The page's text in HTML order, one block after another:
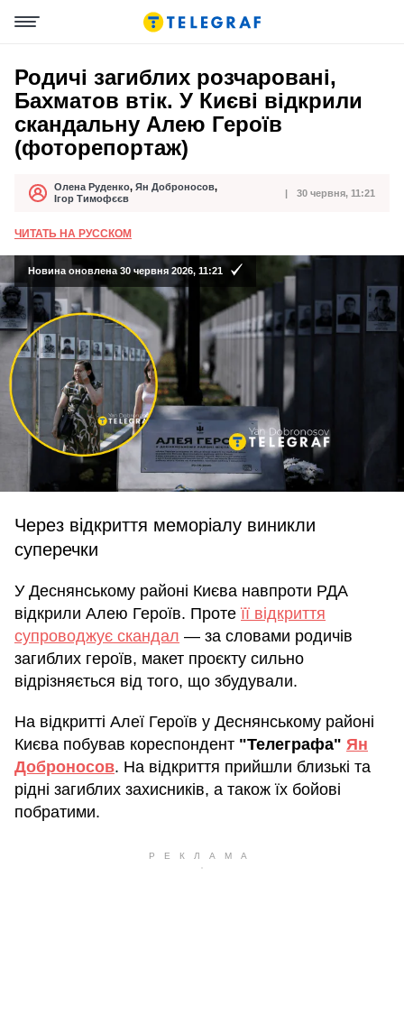
Родичі загиблих розчаровані,
Бахматов втік. У Києві відкрили
скандальну Алею Героїв
(фоторепортаж)
Автор
Олена Руденко, Ян Доброносов,
Ігор Тимофєєв
Дата публікації 30 червня, 11:21
ЧИТАТЬ НА РУССКОМ
Новина оновлена 30 червня 2026, 11:21
Через відкриття меморіалу виникли
суперечки
У Деснянському районі Києва навпроти РДА
відкрили Алею Героїв. Проте її відкриття
супроводжує скандал — за словами родичів
загиблих героїв, макет проєкту сильно
відрізняється від того, що збудували.
На відкритті Алеї Героїв у Деснянському районі
Києва побував кореспондент "Телеграфа" Ян
Доброносов. На відкриття прийшли близькі та
рідні загиблих захисників, а також їх бойові
побратими.